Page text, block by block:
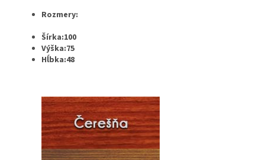
Rozmery:
Šírka:100
Výška:75
Hĺbka:48